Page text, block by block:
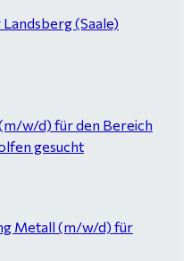
(Saale)
w/d) für den Bereich
gesucht
Metall (m/w/d) für